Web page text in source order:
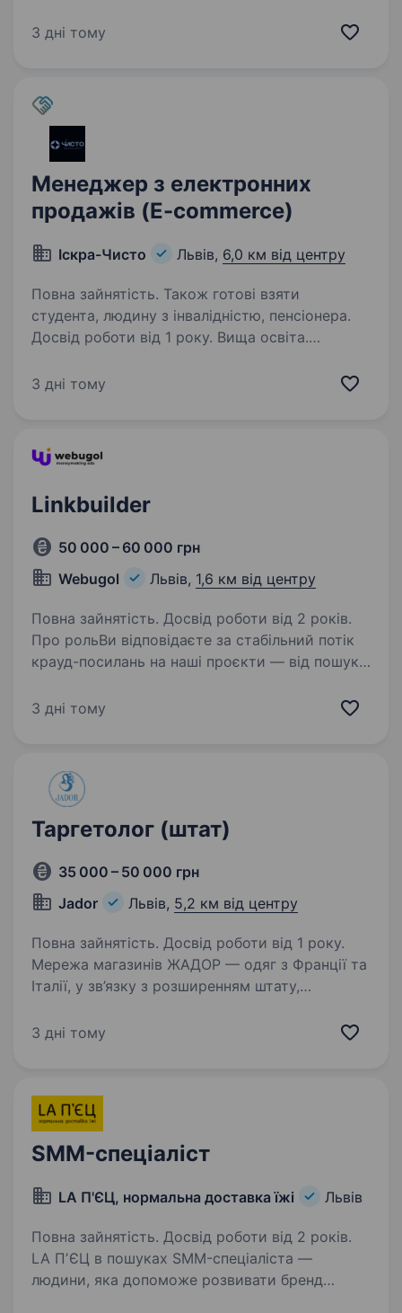
у Львові й Івано-Франківську. Працюємо
3 дні тому
Менеджер з електронних
продажів (E-commerce)
Іскра-Чисто Львів, 6,0 км від центру
Повна зайнятість. Також готові взяти
студента, людину з інвалідністю, пенсіонера.
Досвід роботи від 1 року. Вища освіта.
виробник світлодіодної продукції в Україні.
як ексклюзивні, так і доступні рішення для
освітлення.…
3 дні тому
Linkbuilder
50 000 – 60 000 грн
Webugol
Львів, 1,6 км від центру
Повна зайнятість. Досвід роботи від 2 років.
Про рольВи відповідаєте за стабільний потік
крауд-посилань на наші проєкти — від пошуку
обсяг — 1000+ посилань на місяць
3 дні тому
Таргетолог (штат)
35 000 – 50 000 грн
Jador
Львів, 5,2 км від центру
Повна зайнятість. Досвід роботи від 1 року.
Мережа магазинів ЖАДОР — одяг з Франції та
Італії, у зв’язку з розширенням штату,
фахівця, який відповідає за запуск,
3 дні тому
SMM-спеціаліст
LA П'ЄЦ, нормальна доставка їжі Львів
Повна зайнятість. Досвід роботи від 2 років.
LA ПʼЄЦ в пошуках SMM-спеціаліста —
людини, яка допоможе розвивати бренд